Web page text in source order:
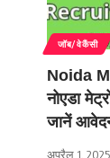
जॉब/वेकैंसी
Noida
नोएडा
जानें
अप्रैल 1, 2025